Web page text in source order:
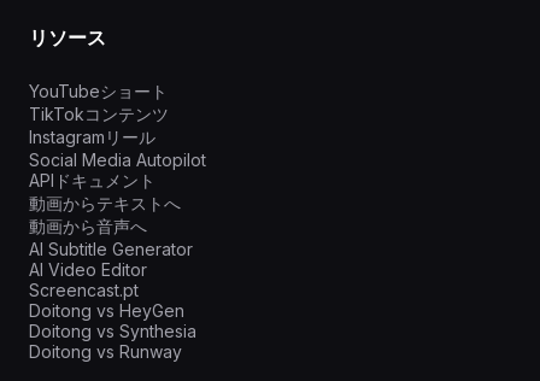
リソース
YouTubeショート
TikTokコンテンツ
Instagramリール
Social Media Autopilot
APIドキュメント
動画からテキストへ
動画から音声へ
AI Subtitle Generator
AI Video Editor
Screencast.pt
Doitong vs HeyGen
Doitong vs Synthesia
Doitong vs Runway